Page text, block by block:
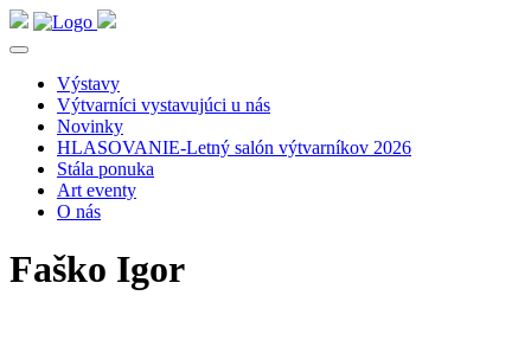
Výstavy
Výtvarníci vystavujúci u nás
Novinky
HLASOVANIE-Letný salón výtvarníkov 2026
Stála ponuka
Art eventy
O nás
Faško Igor